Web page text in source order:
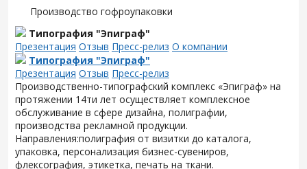
Производство гофроупаковки
Типография "Эпиграф"
Презентация Отзыв Пресс-релиз О компании
Типография "Эпиграф"
Презентация Отзыв Пресс-релиз
Производственно-типографский комплекс «Эпиграф» на
протяжении 14ти лет осуществляет комплексное
обслуживание в сфере дизайна, полиграфии,
производства рекламной продукции.
Направления:полиграфия от визитки до каталога,
упаковка, персонализация бизнес-сувениров,
флексография, этикетка, печать на ткани.